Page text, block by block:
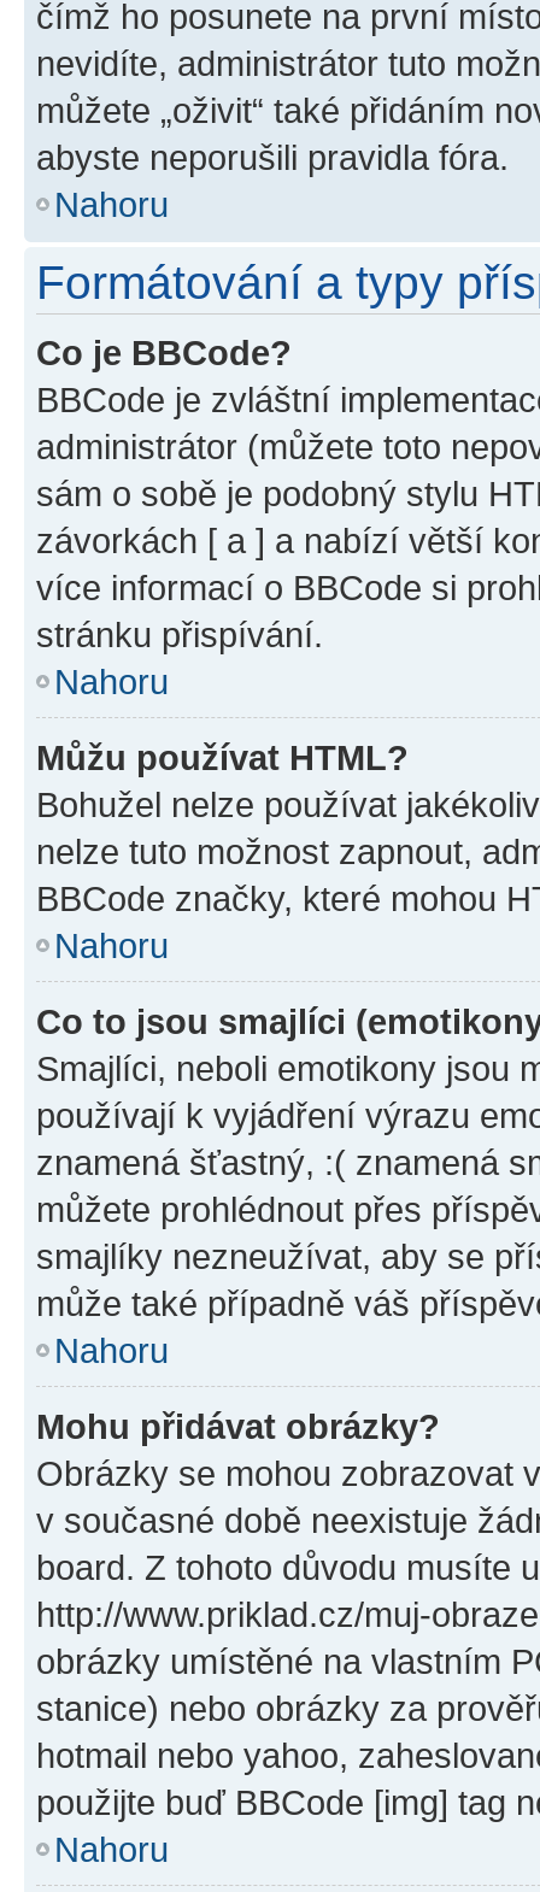
čímž ho posunete na první
nevidíte, administrátor tuto
můžete „oživit“ také přidáním
abyste neporušili pravidla fóra.
Nahoru
Formátování a typy
Co je BBCode?
BBCode je zvláštní
administrátor (můžete toto
sám o sobě je podobný stylu
závorkách [ a ] a nabízí větší
více informací o BBCode si
stránku přispívání.
Nahoru
Můžu používat HTML?
Bohužel nelze používat
nelze tuto možnost zapnout,
BBCode značky, které mohou
Nahoru
Co to jsou smajlíci
Smajlíci, neboli emotikony jsou
používají k vyjádření výrazu
znamená šťastný, :( znamená
můžete prohlédnout přes
smajlíky nezneužívat, aby se
může také případně váš
Nahoru
Mohu přidávat obrázky?
Obrázky se mohou zobrazovat
v současné době neexistuje
board. Z tohoto důvodu musíte
http://www.priklad.cz/muj-
obrázky umístěné na vlastním
stanice) nebo obrázky za
hotmail nebo yahoo,
použijte buď BBCode [img] tag
Nahoru